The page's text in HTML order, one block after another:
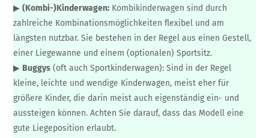
▶(Kombi-)Kinderwagen: Kombikinderwagen sind durch
zahlreiche Kombinationsmöglichkeiten flexibel und am
längsten nutzbar. Sie bestehen in der Regel aus einen Gestell,
einer Liegewanne und einem (optionalen) Sportsitz.
▶ Buggys (oft auch Sportkinderwagen): Sind in der Regel
kleine, leichte und wendige Kinderwagen, meist eher für
größere Kinder, die darin meist auch eigenständig ein- und
aussteigen können. Achten Sie darauf, dass das Modell eine
gute Liegeposition erlaubt.